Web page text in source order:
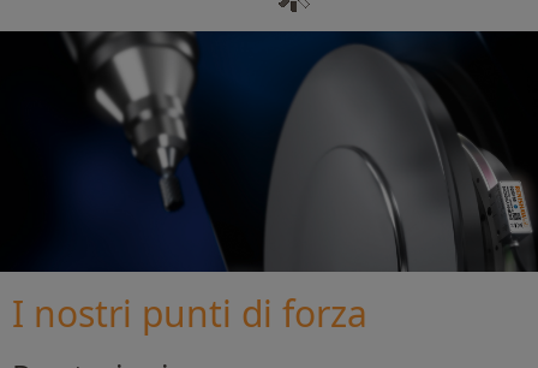
I nostri punti di forza